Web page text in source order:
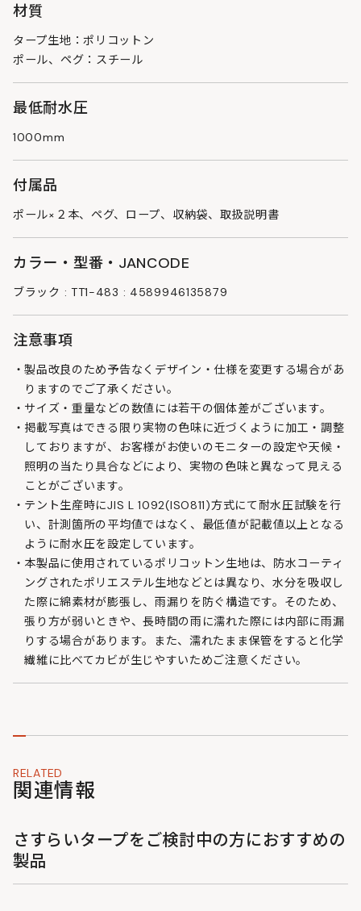
材質
タープ生地：ポリコットン
ポール、ペグ：スチール
最低耐水圧
1000mm
付属品
ポール×２本、ペグ、ロープ、収納袋、取扱説明書
カラー・型番・JANCODE
ブラック : TT1-483 : 4589946135879
注意事項
製品改良のため予告なくデザイン・仕様を変更する場合があ
りますのでご了承ください。
サイズ・重量などの数値には若干の個体差がございます。
掲載写真はできる限り実物の色味に近づくように加工・調整
しておりますが、お客様がお使いのモニターの設定や天候・
照明の当たり具合などにより、実物の色味と異なって見える
ことがございます。
テント生産時にJIS L 1092(ISO811)方式にて耐水圧試験を行
い、計測箇所の平均値ではなく、最低値が記載値以上となる
ように耐水圧を設定しています。
本製品に使用されているポリコットン生地は、防水コーティ
ングされたポリエステル生地などとは異なり、水分を吸収し
た際に綿素材が膨張し、雨漏りを防ぐ構造です。そのため、
張り方が弱いときや、長時間の雨に濡れた際には内部に雨漏
りする場合があります。また、濡れたまま保管をすると化学
繊維に比べてカビが生じやすいためご注意ください。
RELATED
関連情報
さすらいタープをご検討中の方におすすめの
製品